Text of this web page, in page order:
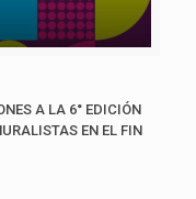
A LA 6° EDICIÓN
EN EL FIN